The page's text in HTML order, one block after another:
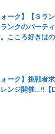
ォーク】【Ｓラ
ンクのパーテ
こころ好きは
ォーク】挑戦者
ンジ開催…!!【